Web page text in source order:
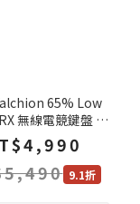
65% Low
無線電競鍵盤 矮
線 巨集 無線鍵盤
電競鍵盤
9.1折